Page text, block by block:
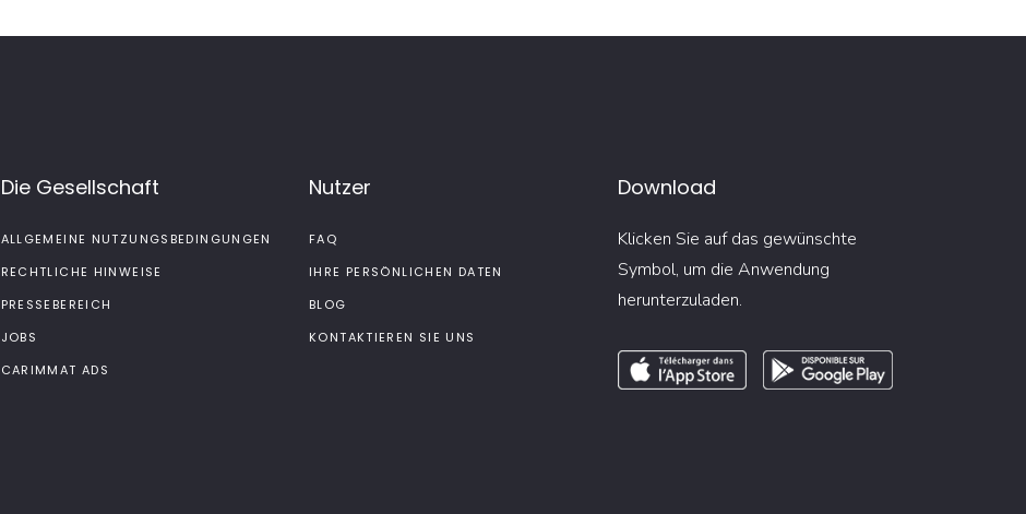
Die Gesellschaft
ALLGEMEINE NUTZUNGSBEDINGUNGEN
RECHTLICHE HINWEISE
PRESSEBEREICH
JOBS
CARIMMAT ADS
Nutzer
FAQ
IHRE PERSÖNLICHEN DATEN
BLOG
KONTAKTIEREN SIE UNS
Download
Klicken Sie auf das gewünschte
Symbol, um die Anwendung
herunterzuladen.